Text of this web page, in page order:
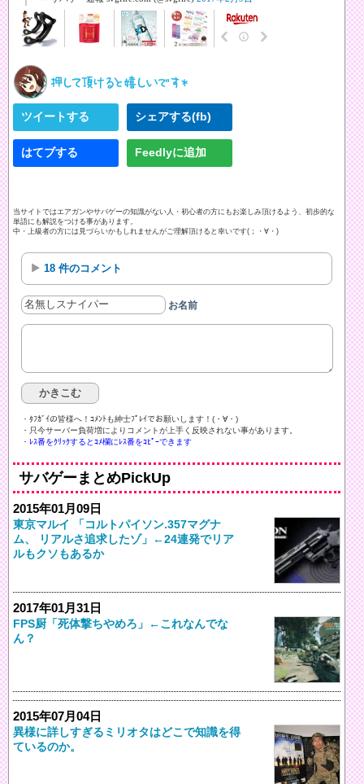
ツイートする シェアする(fb)
はてブする Feedlyに追加
当サイトではエアガンやサバゲーの知識がない人・初心者の方にもお楽しみ頂けるよう、初歩的な
単語にも解説をつける事があります。
中・上級者の方には見づらいかもしれませんがご理解頂けると幸いです(；・∀・)
18 件のコメント
お名前
・ﾀﾌｶﾞｲの皆様へ！ｺﾒﾝﾄも紳士ﾌﾟﾚｲでお願いします！(・∀・)ゞ
・只今サーバー負荷増によりコメントが上手く反映されない事があります。
・ﾚｽ番をｸﾘｯｸするとｺﾒ欄にﾚｽ番をｺﾋﾟｰできます
サバゲーまとめPickUp
2015年01月09日
東京マルイ 「コルトパイソン.357マグナ
ム、 リアルさ追求したゾ」←24連発でリア
ルもクソもあるか
2017年01月31日
FPS厨「死体撃ちやめろ」←これなんでな
ん？
2015年07月04日
異様に詳しすぎるミリオタはどこで知識を得
ているのか。